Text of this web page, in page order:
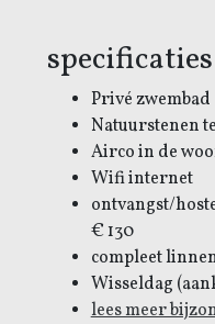
specificaties
Privé zwembad
Natuurstenen
Airco in de
Wifi internet
ontvangst/
€ 130
compleet
Wisseldag
lees meer